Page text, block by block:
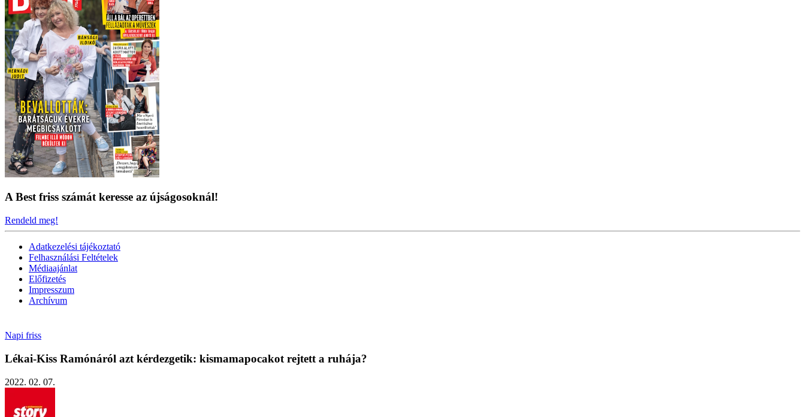
A Best friss számát keresse az újságosoknál!
Rendeld meg!
Adatkezelési tájékoztató
Felhasználási Feltételek
Médiaajánlat
Előfizetés
Impresszum
Archívum
Napi friss
Lékai-Kiss Ramónáról azt kérdezgetik: kismamapocakot rejtett a ruhája?
2022. 02. 07.